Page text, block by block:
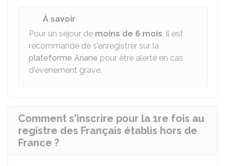
À savoir
Pour un séjour de moins de 6 mois, il est
recommandé de s'enregistrer sur la
plateforme Ariane pour être alerté en cas
d'événement grave.
Comment s'inscrire pour la 1re fois au
registre des Français établis hors de
France ?